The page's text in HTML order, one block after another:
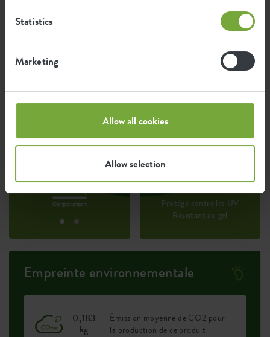
Statistics
Marketing
Allow all cookies
Allow selection
Ce produit est composé de 100% de
Certifications
99
Protégé contre les UV
Résistant au gel
Empreinte environnementale
0,183
kg
Émission moyenne de CO2 pour
la production de ce produit